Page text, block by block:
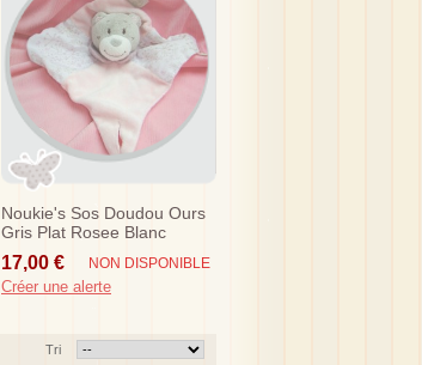
Noukie's Sos Doudou Ours
Gris Plat Rosee Blanc
Violette Sos
17,00 € NON DISPONIBLE
Créer une alerte
Tri